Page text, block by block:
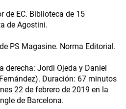
de EC. Biblioteca de 15
de Agostini.
PS Magasine. Norma Editorial.
derecha: Jordi Ojeda y Daniel
Duración: 67 minutos
22 de febrero de 2019 en la
de Barcelona.